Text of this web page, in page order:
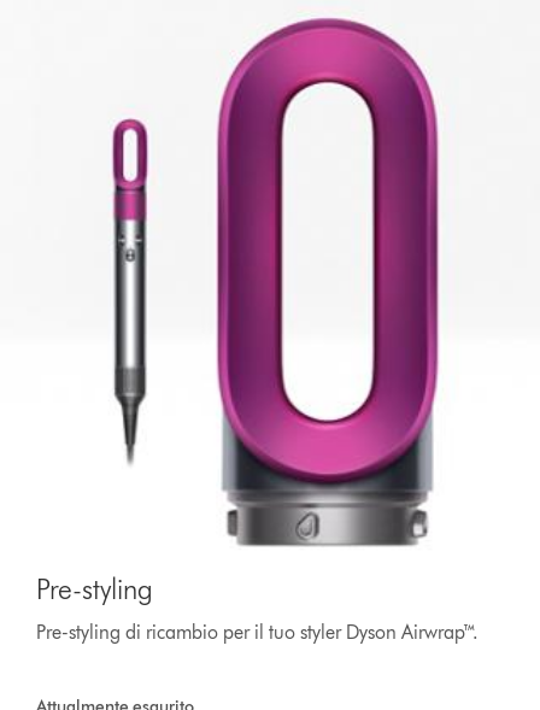
Pre-styling
Pre-styling di ricambio per il tuo styler Dyson Airwrap™.